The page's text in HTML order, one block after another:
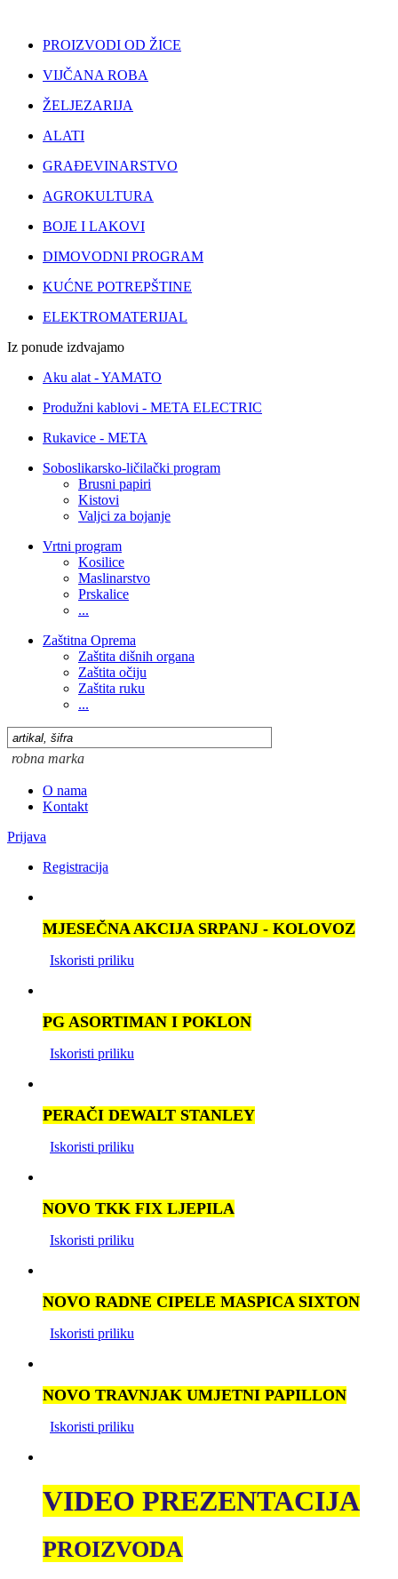
PROIZVODI OD ŽICE
VIJČANA ROBA
ŽELJEZARIJA
ALATI
GRAĐEVINARSTVO
AGROKULTURA
BOJE I LAKOVI
DIMOVODNI PROGRAM
KUĆNE POTREPŠTINE
ELEKTROMATERIJAL
Iz ponude izdvajamo
Aku alat - YAMATO
Produžni kablovi - META ELECTRIC
Rukavice - META
Soboslikarsko-ličilački program
Brusni papiri
Kistovi
Valjci za bojanje
Vrtni program
Kosilice
Maslinarstvo
Prskalice
...
Zaštitna Oprema
Zaštita dišnih organa
Zaštita očiju
Zaštita ruku
...
O nama
Kontakt
Prijava
Registracija
MJESEČNA AKCIJA SRPANJ - KOLOVOZ
Iskoristi priliku
PG ASORTIMAN I POKLON
Iskoristi priliku
PERAČI DEWALT STANLEY
Iskoristi priliku
NOVO TKK FIX LJEPILA
Iskoristi priliku
NOVO RADNE CIPELE MASPICA SIXTON
Iskoristi priliku
NOVO TRAVNJAK UMJETNI PAPILLON
Iskoristi priliku
VIDEO PREZENTACIJA
PROIZVODA